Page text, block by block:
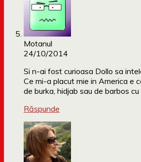
Motanul
24/10/2014
Si n-ai fost curioasa Dollo sa
Ce mi-a placut mie in America e
de burka, hidjab sau de barbos
Răspunde